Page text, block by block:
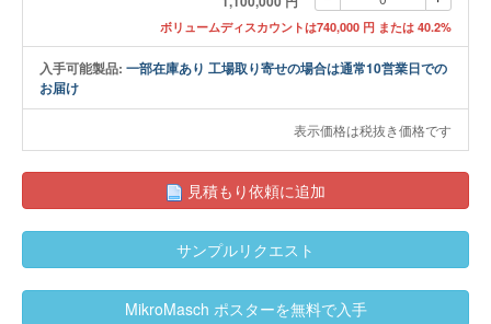
ボリュームディスカウントは740,000 円 または 40.2%
入手可能製品: 一部在庫あり 工場取り寄せの場合は通常10営業日での
お届け
表示価格は税抜き価格です
見積もり依頼に追加
サンプルリクエスト
MikroMasch ポスターを無料で入手